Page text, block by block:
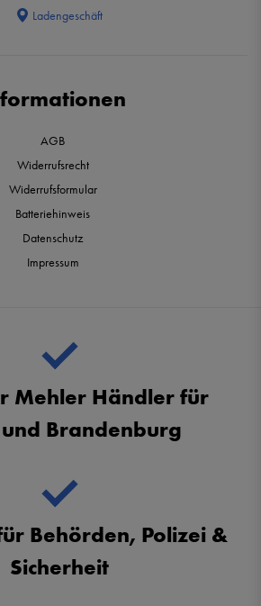
Ladengeschäft
AGB
Widerrufsrecht
Widerrufsformular
Batteriehinweis
Datenschutz
Impressum
Mehler Händler für
Brandenburg
Behörden, Polizei &
Sicherheit